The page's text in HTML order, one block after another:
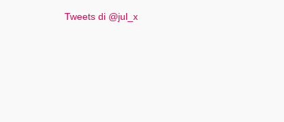
Tweets di @jul_x